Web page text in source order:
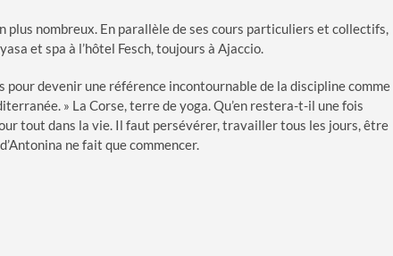
nombreux. En parallèle de ses cours particuliers et collectifs,
et spa à l’hôtel Fesch, toujours à Ajaccio.
devenir une référence incontournable de la discipline comme
» La Corse, terre de yoga. Qu’en restera-t-il une fois
tout dans la vie. Il faut persévérer, travailler tous les jours, être
ne fait que commencer.